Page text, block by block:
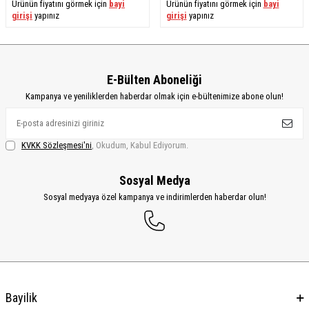
Ürünün fiyatını görmek için bayi
girişi yapınız
Ürünün fiyatını görmek için bayi
girişi yapınız
E-Bülten Aboneliği
Kampanya ve yeniliklerden haberdar olmak için e-bültenimize abone olun!
KVKK Sözleşmesi'ni , Okudum, Kabul Ediyorum.
Sosyal Medya
Sosyal medyaya özel kampanya ve indirimlerden haberdar olun!
Bayilik